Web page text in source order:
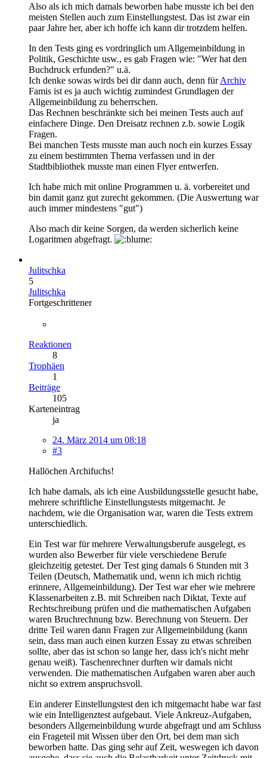
Also als ich mich damals beworben habe musste ich bei den
meisten Stellen auch zum Einstellungstest. Das ist zwar ein
paar Jahre her, aber ich hoffe ich kann dir trotzdem helfen.
In den Tests ging es vordringlich um Allgemeinbildung in
Politik, Geschichte usw., es gab Fragen wie: "Wer hat den
Buchdruck erfunden?" u.ä.
Ich denke sowas wirds bei dir dann auch, denn fürArchiv
Famis ist es ja auch wichtig zumindest Grundlagen der
Allgemeinbildung zu beherrschen.
Das Rechnen beschränkte sich bei meinen Tests auch auf
einfachere Dinge. Den Dreisatz rechnen z.b. sowie Logik
Fragen.
Bei manchen Tests musste man auch noch ein kurzes Essay
zu einem bestimmten Thema verfassen und in der
Stadtbibliothek musste man einen Flyer entwerfen.
Ich habe mich mit online Programmen u. ä. vorbereitet und
bin damit ganz gut zurecht gekommen. (Die Auswertung war
auch immer mindestens "gut")
Also mach dir keine Sorgen, da werden sicherlich keine
Logaritmen abgefragt.
Julitschka
5
Julitschka
Fortgeschrittener
Reaktionen
8
Trophäen
1
Beiträge
105
Karteneintrag
ja
24. März 2014 um 08:18
#3
Hallöchen Archifuchs!
Ich habe damals, als ich eine Ausbildungsstelle gesucht habe,
mehrere schriftliche Einstellungstests mitgemacht. Je
nachdem, wie die Organisation war, waren die Tests extrem
unterschiedlich.
Ein Test war für mehrere Verwaltungsberufe ausgelegt, es
wurden also Bewerber für viele verschiedene Berufe
gleichzeitig getestet. Der Test ging damals 6 Stunden mit 3
Teilen (Deutsch, Mathematik und, wenn ich mich richtig
erinnere, Allgemeinbildung). Der Test war eher wie mehrere
Klassenarbeiten z.B. mit Schreiben nach Diktat, Texte auf
Rechtschreibung prüfen und die mathematischen Aufgaben
waren Bruchrechnung bzw. Berechnung von Steuern. Der
dritte Teil waren dann Fragen zur Allgemeinbildung (kann
sein, dass man auch einen kurzen Essay zu etwas schreiben
sollte, aber das ist schon so lange her, dass ich's nicht mehr
genau weiß). Taschenrechner durften wir damals nicht
verwenden. Die mathematischen Aufgaben waren aber auch
nicht so extrem anspruchsvoll.
Ein anderer Einstellungstest den ich mitgemacht habe war fast
wie ein Intelligenztest aufgebaut. Viele Ankreuz-Aufgaben,
besonders Allgemeinbildung wurde abgefragt und am Schluss
ein Frageteil mit Wissen über den Ort, bei dem man sich
beworben hatte. Das ging sehr auf Zeit, weswegen ich davon